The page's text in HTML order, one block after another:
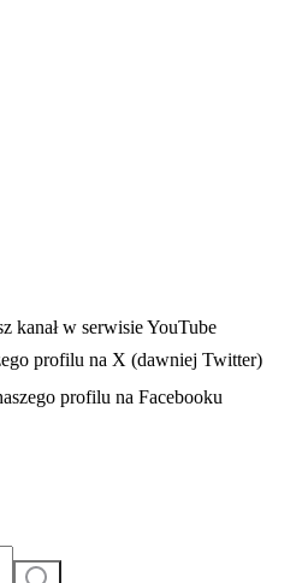
karcie
w nowej karcie
kanał w serwisie YouTube
profilu na X (dawniej Twitter)
w nowej karcieprofilu na Facebooku
Szukaj